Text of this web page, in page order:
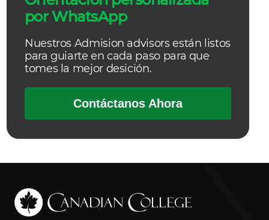
por WhatsApp
Nuestros Admision advisors están listos
para guiarte en cada paso para que
tomes la mejor desición.
Contáctanos Ahora